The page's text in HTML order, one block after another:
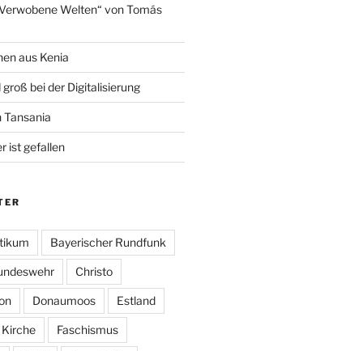
Welten“ von Tomás
aus Kenia
groß bei der Digitalisierung
Tansania
ist gefallen
Bayerischer Rundfunk
Christo
Donaumoos Estland
Faschismus